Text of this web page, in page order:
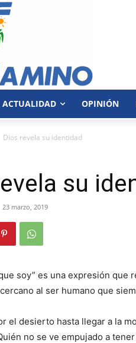
ACTUALIDAD OPINIÓN
Dios revela su identidad
su
23 marzo, 2019
soy” es una expresión
al ser humano que
el desierto hasta llegar a la
no se ve empujado a